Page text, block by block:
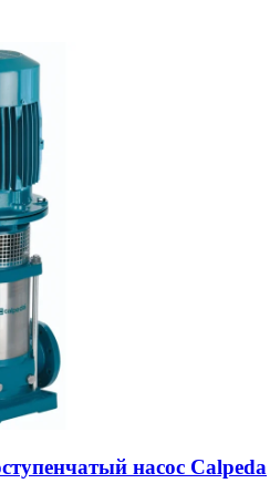
насос Calpeda